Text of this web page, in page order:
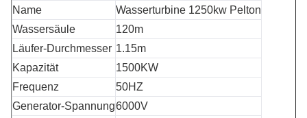
Name
Wasserturbine 1250kw Pelton
Wassersäule
120m
Läufer-Durchmesser 1.15m
Kapazität
1500KW
Frequenz
50HZ
Generator-Spannung6000V